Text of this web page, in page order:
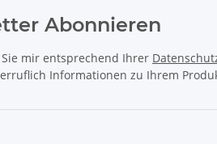
Abonnieren
mir entsprechend Ihrer
Informationen zu Ihrem